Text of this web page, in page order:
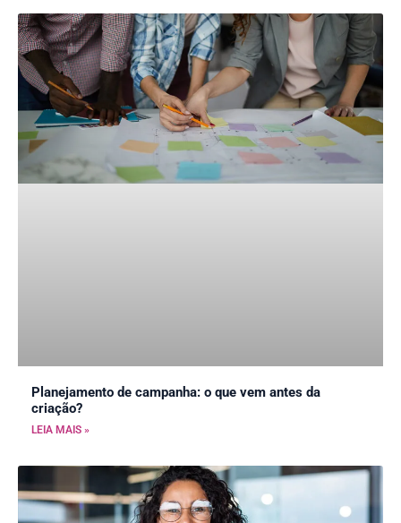
Planejamento de campanha: o que vem antes da
criação?
LEIA MAIS »